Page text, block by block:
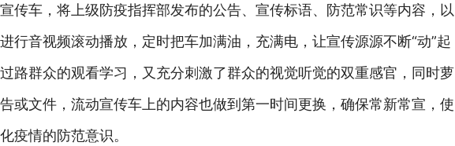
传车，将上级防疫指挥部发布的公告、宣传标语、防范常识等内容，以
行音视频滚动播放，定时把车加满油，充满电，让宣传源源不断“动”起
路群众的观看学习，又充分刺激了群众的视觉听觉的双重感官，同时萝
或文件，流动宣传车上的内容也做到第一时间更换，确保常新常宣，使
疫情的防范意识。